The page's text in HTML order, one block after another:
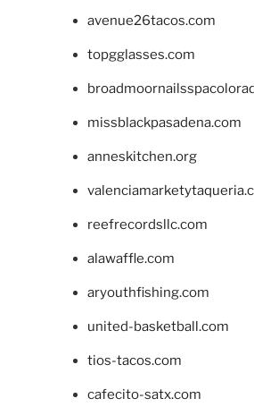
avenue26tacos.com
topgglasses.com
missblackpasadena.com
anneskitchen.org
reefrecordsllc.com
alawaffle.com
aryouthfishing.com
united-basketball.com
tios-tacos.com
cafecito-satx.com